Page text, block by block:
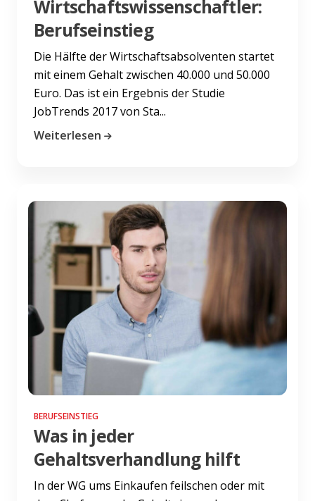
Wirtschaftswissenschaftler:
Berufseinstieg
Die Hälfte der Wirtschaftsabsolventen startet
mit einem Gehalt zwischen 40.000 und 50.000
Euro. Das ist ein Ergebnis der Studie
JobTrends 2017 von Sta...
Weiterlesen
BERUFSEINSTIEG
Was in jeder
Gehaltsverhandlung hilft
In der WG ums Einkaufen feilschen oder mit